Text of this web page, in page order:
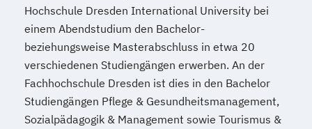
Hochschule Dresden International University bei
einem Abendstudium den Bachelor-
beziehungsweise Masterabschluss in etwa 20
verschiedenen Studiengängen erwerben. An der
Fachhochschule Dresden ist dies in den Bachelor
Studiengängen Pflege & Gesundheitsmanagement,
Sozialpädagogik & Management sowie Tourismus &